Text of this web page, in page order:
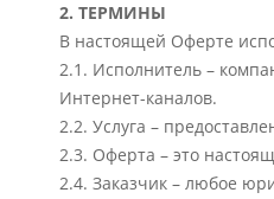
2. ТЕРМИНЫ
В настоящей Оферте
2.1. Исполнитель –
Интернет-каналов.
2.2. Услуга –
2.3. Оферта – это
2.4. Заказчик – любое